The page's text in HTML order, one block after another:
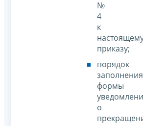
№
4
к
приказу;
порядок
заполнения
формы
о